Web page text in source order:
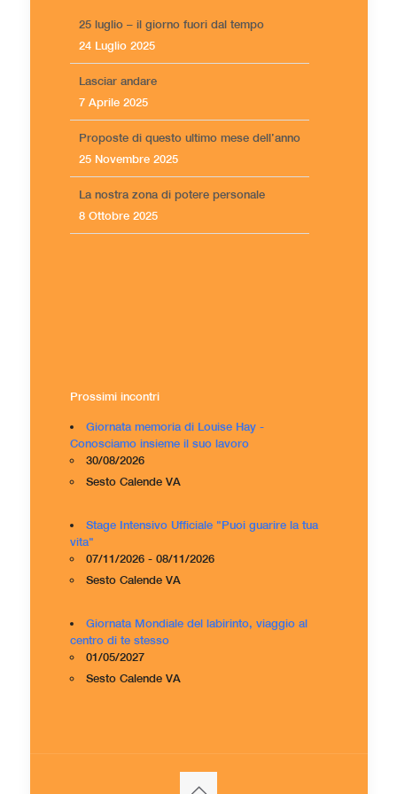
25 luglio – il giorno fuori dal tempo
24 Luglio 2025
Lasciar andare
7 Aprile 2025
Proposte di questo ultimo mese dell’anno
25 Novembre 2025
La nostra zona di potere personale
8 Ottobre 2025
Prossimi incontri
Giornata memoria di Louise Hay -
Conosciamo insieme il suo lavoro
30/08/2026
Sesto Calende VA
Stage Intensivo Ufficiale "Puoi guarire la tua
vita"
07/11/2026 - 08/11/2026
Sesto Calende VA
Giornata Mondiale del labirinto, viaggio al
centro di te stesso
01/05/2027
Sesto Calende VA